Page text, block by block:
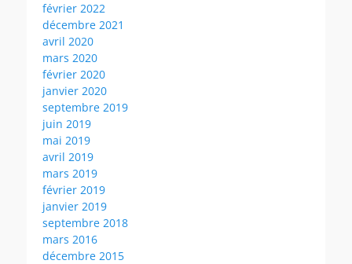
février 2022
décembre 2021
avril 2020
mars 2020
février 2020
janvier 2020
septembre 2019
juin 2019
mai 2019
avril 2019
mars 2019
février 2019
janvier 2019
septembre 2018
mars 2016
décembre 2015